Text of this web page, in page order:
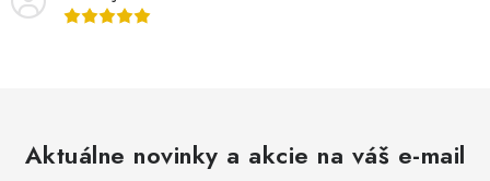
Aktuálne novinky a akcie na váš e-mail